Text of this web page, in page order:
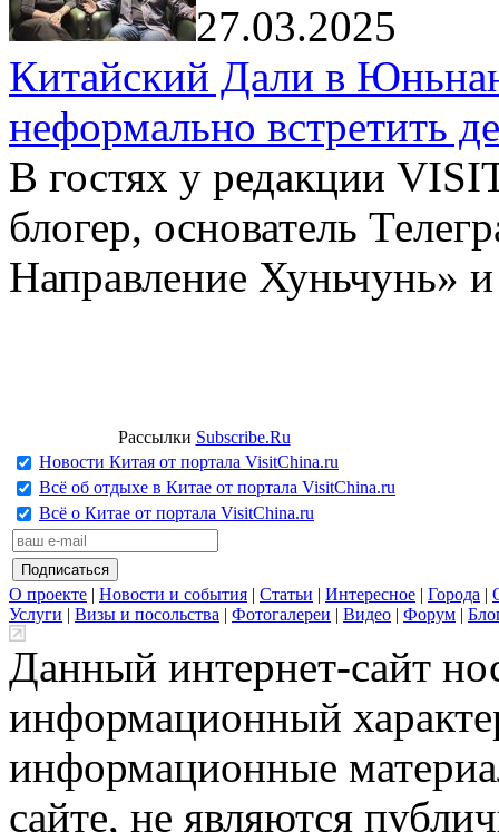
27.03.2025
Китайский Дали в
неформально встретить
В гостях у редакции
блогер, основатель
Направление Хуньчунь»
Рассылки Subscribe.Ru
Новости Китая от портала VisitChina.ru
Всё об отдыхе в Китае от портала VisitChina.ru
Всё о Китае от портала VisitChina.ru
О проекте | Новости и события | Статьи | Интересное | Города |
Услуги | Визы и посольства | Фотогалереи | Видео | Форум |
Данный интернет-сайт
информационный
информационные
сайте, не являются